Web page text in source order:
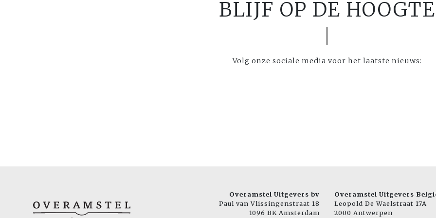
BLIJF OP DE HOOGTE
Volg onze sociale media voor het laatste nieuws:
Overamstel Uitgevers bv
Paul van Vlissingenstraat 18
1096 BK Amsterdam
Overamstel Uitgevers
Leopold De Waelstraat 17A
2000 Antwerpen